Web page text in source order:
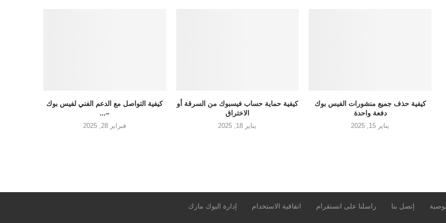
كيفية التواصل مع الدعم الفني لفيس بوك
–...
فبراير 28, 2025
كيفية حماية حساب فيسبوك من السرقة أو
الاختراق
يناير 18, 2025
كيفية حذف جميع منشورات الفيس بوك
دفعة واحدة
يناير 15, 2025
إتصل بنا راسلنا على انستقرام اتفاقية الاستخدام
إدارة البوك مارك